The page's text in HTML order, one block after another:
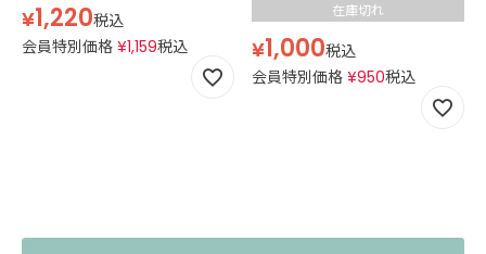
¥1,220税込
会員特別価格 ¥1,159税込
在庫切れ
¥1,000税込
会員特別価格 ¥950税込